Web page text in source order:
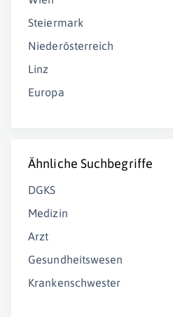
Steiermark
Niederösterreich
Linz
Europa
Ähnliche Suchbegriffe
DGKS
Medizin
Arzt
Gesundheitswesen
Krankenschwester